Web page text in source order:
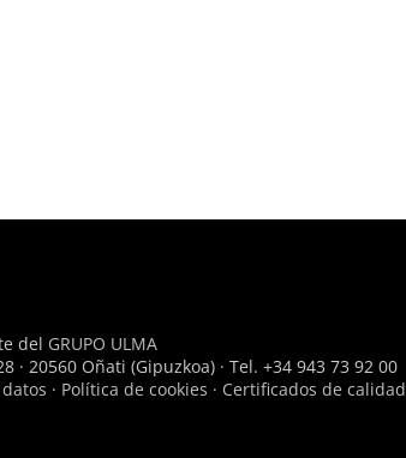
del GRUPO ULMA
· 20560 Oñati (Gipuzkoa) · Tel. +34 943 73 92 00
· Política de cookies · Certificados de calidad